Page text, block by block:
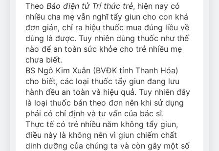
Theo Báo điện tử Trí thức trẻ, hiện nay có
nhiều cha mẹ vẫn nghĩ tẩy giun cho con khá
đơn giản, chỉ ra hiệu thuốc mua đúng liều về
dùng là được. Tuy nhiên dùng thuốc như thế
nào để an toàn sức khỏe cho trẻ nhiều mẹ
chưa biết.
BS Ngô Kim Xuân (BVĐK tỉnh Thanh Hóa)
cho biết, các loại thuốc tẩy giun đang lưu
hành đều an toàn và hiệu quả. Tuy nhiên đây
là loại thuốc bán theo đơn nên khi sử dụng
phải có chỉ định và tư vấn của bác sĩ.
Thực tế có trẻ nhiều năm không tẩy giun,
điều này là không nên vì giun chiếm chất
dinh dưỡng của chúng ta và còn gây một số